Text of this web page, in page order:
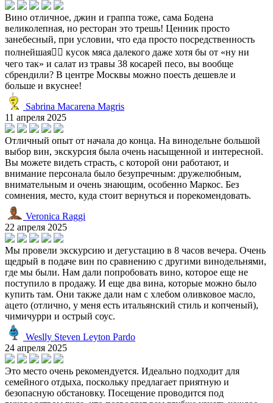
Вино отличное, джин и граппа тоже, сама Бодена
великолепная, но ресторан это трешь! Ценник просто
занебесный, при условии, что еда просто посредственность
полнейшая🤦‍♂️ кусок мяса далекого даже хотя бы от «ну ни
чего так» и салат из травы 38 косарей песо, вы вообще
сбрендили? В центре Москвы можно поесть дешевле и
больше и вкуснее!
Sabrina Macarena Magris
11 апреля 2025
Отличный опыт от начала до конца. На винодельне большой
выбор вин, экскурсия была очень насыщенной и интересной.
Вы можете видеть страсть, с которой они работают, и
внимание персонала было безупречным: дружелюбным,
внимательным и очень знающим, особенно Маркос. Без
сомнения, место, куда стоит вернуться и порекомендовать.
Veronica Raggi
22 апреля 2025
Мы провели экскурсию и дегустацию в 8 часов вечера. Очень
щедрый в подаче вин по сравнению с другими винодельнями,
где мы были. Нам дали попробовать вино, которое еще не
поступило в продажу. И еще два вина, которые можно было
купить там. Они также дали нам с хлебом оливковое масло,
ацето (отлично, у меня есть итальянский стиль и копченый),
чимичурри и острый соус.
Weslly Steven Leyton Pardo
24 апреля 2025
Это место очень рекомендуется. Идеально подходит для
семейного отдыха, поскольку предлагает приятную и
безопасную обстановку. Посещение проводится под